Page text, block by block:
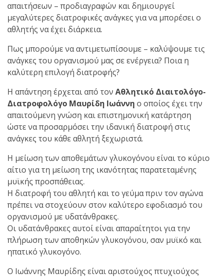
Κορυφαίος
Βραζιλιάνος προπονητής
Reyson Gracie Red Belt 9th
για λίγους, στο Fight Club
Galatsi..!
απαιτήσεων – προδιαγραφών και δημιουργεί
μεγαλύτερες διατροφικές ανάγκες για να μπορέσει ο
αθλητής να έχει διάρκεια.
Πως μπορούμε να αντιμετωπίσουμε – καλύψουμε τις
ανάγκες του οργανισμού μας σε ενέργεια? Ποια η
καλύτερη επιλογή διατροφής?
Η απάντηση έρχεται από τον Αθλητικό Διαιτολόγο-
Διατροφολόγο Μαυρίδη Ιωάννη ο οποίος έχει την
απαιτούμενη γνώση και επιστημονική κατάρτηση
ώστε να προσαρμόσει την ιδανική διατροφή στις
ανάγκες του κάθε αθλητή ξεχωριστά.
Η μείωση των αποθεμάτων γλυκογόνου είναι το κύριο
αίτιο για τη μείωση της ικανότητας παρατεταμένης
μυϊκής προσπάθειας.
Η διατροφή του αθλητή και το γεύμα πριν τον αγώνα
πρέπει να στοχεύουν στον καλύτερο εφοδιασμό του
οργανισμού με υδατάνθρακες.
Οι υδατάνθρακες αυτοί είναι απαραίτητοι για την
πλήρωση των αποθηκών γλυκογόνου, σαν μυϊκό και
ηπατικό γλυκογόνο.
Ο Ιωάννης Μαυρίδης είναι αριστούχος πτυχιούχος